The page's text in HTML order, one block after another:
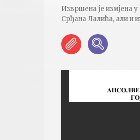
Извршена је измјена
Срђана Лалића, али и